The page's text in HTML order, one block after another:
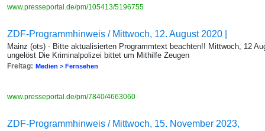
www.presseportal.de/pm/105413/5196755
ZDF-Programmhinweis / Mittwoch, 12. August 2020 |
Mainz (ots) - Bitte aktualisierten Programmtext beachten!! Mittwoch, 12
ungelöst Die Kriminalpolizei bittet um Mithilfe Zeugen
Freitag: Medien > Fernsehen
www.presseportal.de/pm/7840/4663060
ZDF-Programmhinweis / Mittwoch, 15. November 2023,